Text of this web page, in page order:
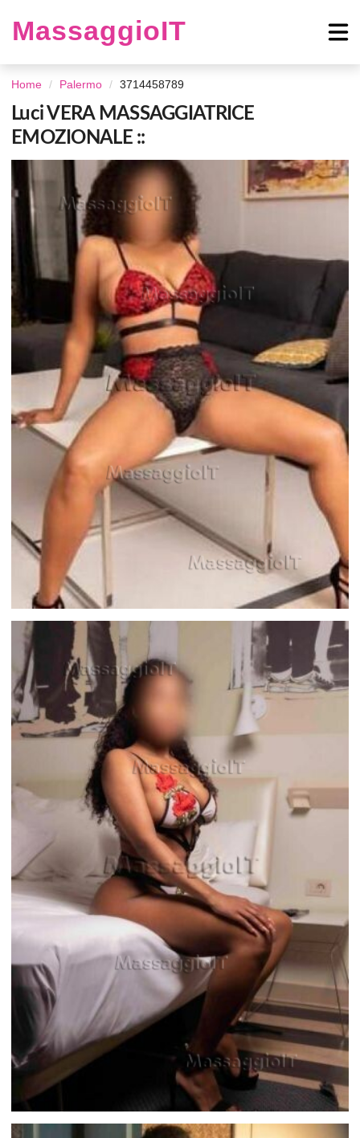
MassaggioIT
Home Palermo 3714458789
Luci VERA MASSAGGIATRICE
EMOZIONALE ::